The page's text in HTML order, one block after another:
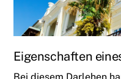
Eigenschaften